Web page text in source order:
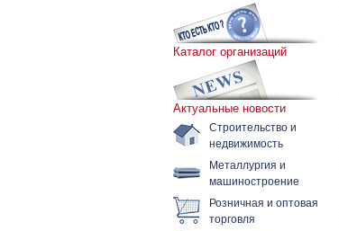
Каталог организаций
Актуальные новости
Строительство и
недвижимость
Металлургия и
машиностроение
Розничная и оптовая
торговля